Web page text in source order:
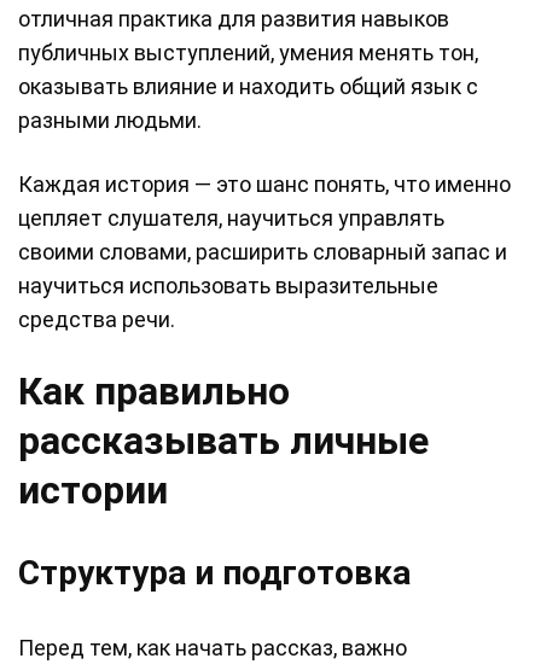
отличная практика для развития навыков
публичных выступлений, умения менять тон,
оказывать влияние и находить общий язык с
разными людьми.
Каждая история — это шанс понять, что именно
цепляет слушателя, научиться управлять
своими словами, расширить словарный запас и
научиться использовать выразительные
средства речи.
Как правильно
рассказывать личные
истории
Структура и подготовка
Перед тем, как начать рассказ, важно